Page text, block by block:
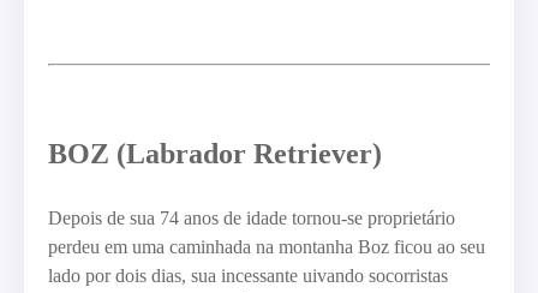
BOZ (Labrador Retriever)
Depois de sua 74 anos de idade tornou-se proprietário
perdeu em uma caminhada na montanha Boz ficou ao seu
lado por dois dias, sua incessante uivando socorristas